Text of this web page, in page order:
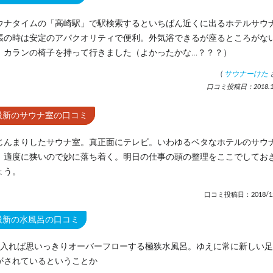
ナタイムの「高崎駅」で駅検索するといちばん近くに出るホテルサウ
の時は安定のアパクオリティで便利。外気浴できるが座るところがな
カランの椅子を持って行きました（よかったかな…？？？）
( サウナーけた
口コミ投稿日：
新のサウナ室の口コミ
んまりしたサウナ室。真正面にテレビ。いわゆるベタなホテルのサウ
適度に狭いので妙に落ち着く。明日の仕事の頭の整理をここでしてお
う。
口コミ投稿日：2018/
新の水風呂の口コミ
れば思いっきりオーバーフローする極狭水風呂。ゆえに常に新しい
されているということか